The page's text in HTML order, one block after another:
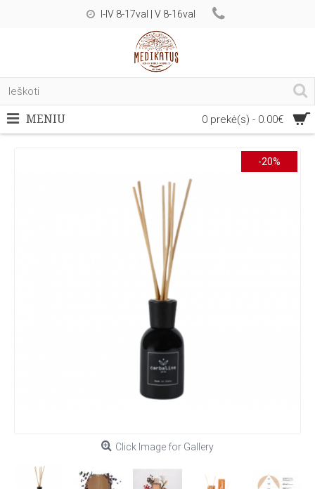
I-IV 8-17val | V 8-16val
0 prekė(s) - 0.00€
MENIU
-20%
Click Image for Gallery